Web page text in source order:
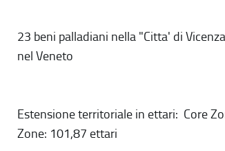
23 beni palladiani nella "Citta' di
nel Veneto
Estensione territoriale in ettari: Core
Zone: 101,87 ettari